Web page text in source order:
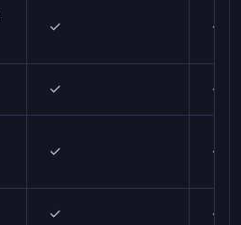
✓ ✓
✓ ✓
✓ ✓
✓ ✓